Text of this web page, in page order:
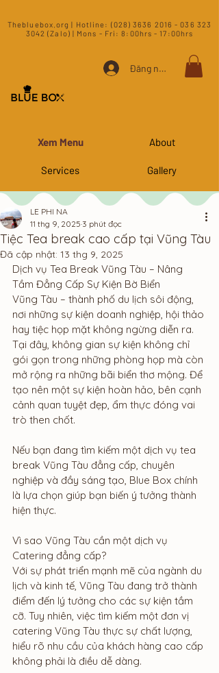
​Thebluebox.org | Hotline: (028) 3636 2016 - 036 323
3042 (Zalo) | Mons - Fri: 8:00hrs - 17:00hrs​
Đăng nhập
Xem Menu
Services
About
Gallery
Tiệc Tea break cao cấp tại Vũng Tàu
LE PHI NA
11 thg 9, 2025 3 phút đọc
Đã cập nhật: 13 thg 9, 2025
Dịch vụ Tea Break Vũng Tàu – Nâng
Tầm Đẳng Cấp Sự Kiện Bờ Biển
Vũng Tàu – thành phố du lịch sôi động,
nơi những sự kiện doanh nghiệp, hội thảo
hay tiệc họp mặt không ngừng diễn ra.
Tại đây, không gian sự kiện không chỉ
gói gọn trong những phòng họp mà còn
mở rộng ra những bãi biển thơ mộng. Để
tạo nên một sự kiện hoàn hảo, bên cạnh
cảnh quan tuyệt đẹp, ẩm thực đóng vai
trò then chốt.
Nếu bạn đang tìm kiếm một dịch vụ tea
break Vũng Tàu đẳng cấp, chuyên
nghiệp và đầy sáng tạo, Blue Box chính
là lựa chọn giúp bạn biến ý tưởng thành
hiện thực.
Vì sao Vũng Tàu cần một dịch vụ
Catering đẳng cấp?
Với sự phát triển mạnh mẽ của ngành du
lịch và kinh tế, Vũng Tàu đang trở thành
điểm đến lý tưởng cho các sự kiện tầm
cỡ. Tuy nhiên, việc tìm kiếm một đơn vị
catering Vũng Tàu thực sự chất lượng,
hiểu rõ nhu cầu của khách hàng cao cấp
không phải là điều dễ dàng.